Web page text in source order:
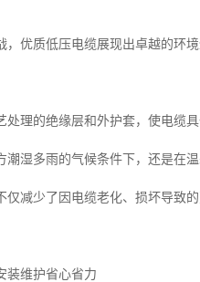
，优质低压电缆展现出卓越的环境
处理的绝缘层和外护套，使电缆
潮湿多雨的气候条件下，还是在
仅减少了因电缆老化、损坏导致
装维护省心省力